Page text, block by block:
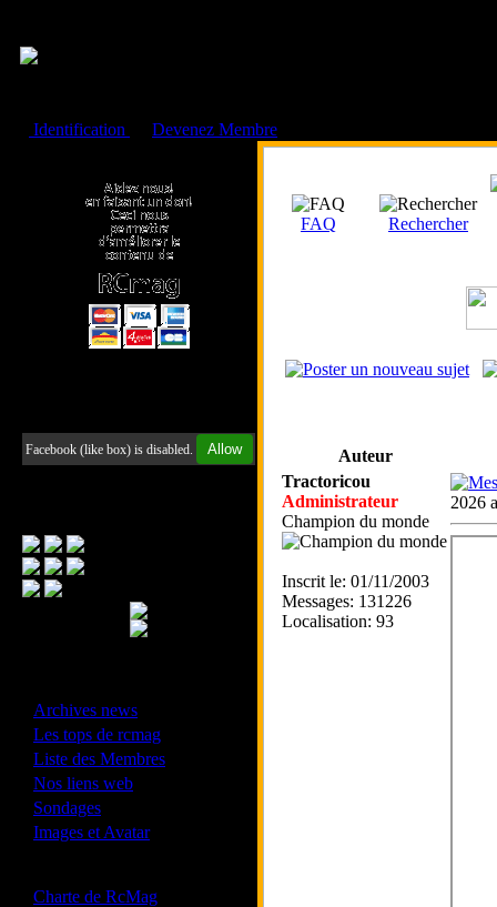
Identification
Devenez Membre
Facebook (like box) is disabled. Allow
Archives news
Les tops de rcmag
Liste des Membres
Nos liens web
Sondages
Images et Avatar
Charte de RcMag
FAQ Rechercher
Auteur
Tractoricou
Administrateur
Champion du monde
Inscrit le: 01/11/2003
Messages: 131226
Localisation: 93
2026